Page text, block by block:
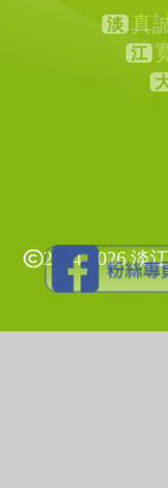
淡 真
江
2024-2026 淡